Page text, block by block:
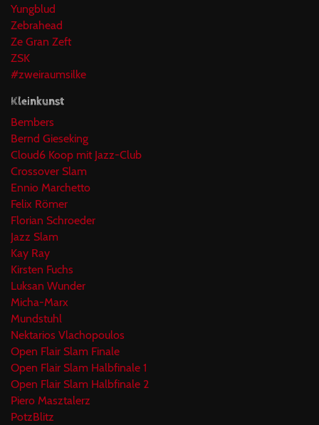
Yungblud
Zebrahead
Ze Gran Zeft
ZSK
#zweiraumsilke
Kleinkunst
Bembers
Bernd Gieseking
Cloud6 Koop mit Jazz-Club
Crossover Slam
Ennio Marchetto
Felix Römer
Florian Schroeder
Jazz Slam
Kay Ray
Kirsten Fuchs
Luksan Wunder
Micha-Marx
Mundstuhl
Nektarios Vlachopoulos
Open Flair Slam Finale
Open Flair Slam Halbfinale 1
Open Flair Slam Halbfinale 2
Piero Masztalerz
PotzBlitz